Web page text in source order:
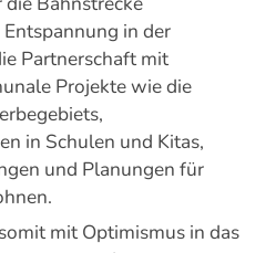
in der
Partnerschaft mit
Projekte wie die
in Schulen und Kitas,
und Planungen für
mit Optimismus in das